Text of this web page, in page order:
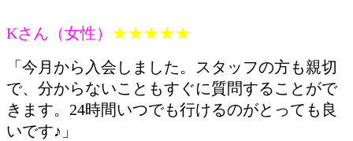
Kさん（女性） ★★★★★
「今月から入会しました。スタッフの方も親切
で、分からないこともすぐに質問することがで
きます。24時間いつでも行けるのがとっても良
いです♪」